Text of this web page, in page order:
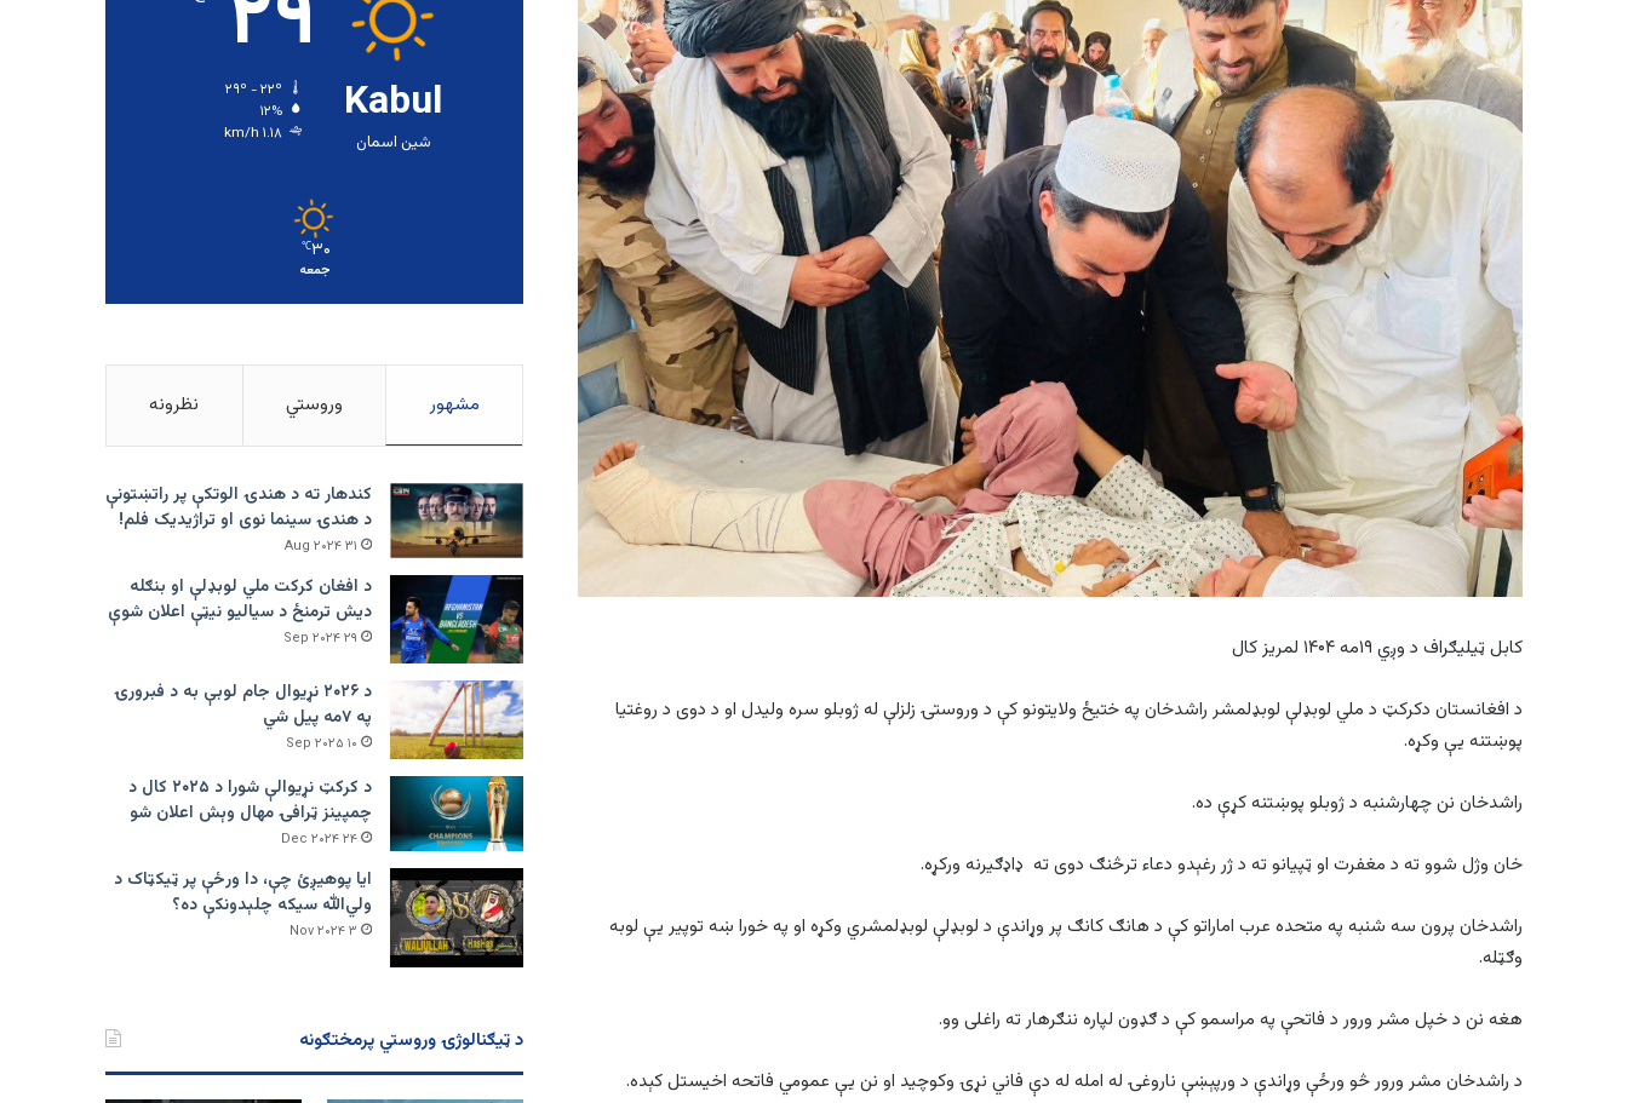
کابل ټیلیګراف د وږي ۱۹مه ۱۴۰۴ لمریز کال
د افغانستان دکرکټ د ملي لوبډلې لوبډلمشر راشدخان په ختیځ ولایتونو کې د وروستۍ زلزلې له ژوبلو سره ولیدل او د دوی د روغتیا
پوښتنه یې وکړه.
راشدخان نن چهارشنبه د ژوبلو پوښتنه کړې ده.
خان وژل شوو ته د مغفرت او ټپیانو ته د ژر رغېدو دعاء ترڅنګ دوی ته ډاډګيرنه ورکړه.
راشدخان پرون سه شنبه په متحده عرب اماراتو کې د هانګ کانګ پر وړاندې د لوبډلې لوبډلمشري وکړه او په خورا ښه توپیر یې لوبه
وګټله.
هغه نن د خپل مشر ورور د فاتحې په مراسمو کې د ګډون لپاره ننګرهار ته راغلی وو.
د راشدخان مشر ورور څو ورځې وړاندې د ورپېښې ناروغۍ له امله له دې فاني نړۍ وکوچید او نن یې عمومي فاتحه اخیستل کېده.
Kabul
شین اسمان
۱۲%
۱.۱۸ km/h
۳۰℃
جمعه
مشهور وروستي نظرونه
کندهار ته د هندۍ الوتکې پر راتښتونې
د هندۍ سینما نوی او تراژيديک فلم!
۳۱ Aug ۲۰۲۴
د افغان کرکت ملي لوبډلې او بنګله
دیش ترمنځ د سیالیو نیټې اعلان شوې
۲۹ Sep ۲۰۲۴
د ۲۰۲۶ نړیوال جام لوبې به د فبرورۍ
په ۷مه پیل شي
۱۰ Sep ۲۰۲۵
د کرکټ نړیوالې شورا د ۲۰۲۵ کال د
چمپینز ټرافۍ مهال وېش اعلان شو
۲۴ Dec ۲۰۲۴
ایا پوهیږئ چې، دا ورځې پر ټيکټاک د
ولي‌الله سیکه چلېدونکې ده؟
۳ Nov ۲۰۲۴
د ټیګنالوژۍ وروستي پرمختګونه